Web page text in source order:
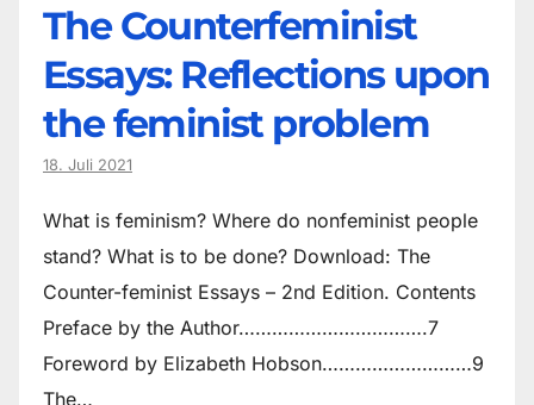
The Counter­feminist
Essays: Reflections upon
the feminist problem
18. Juli 2021
What is feminism? Where do non­feminist people
stand? What is to be done? Download: The
Counter-feminist Essays – 2nd Edition. Contents
Preface by the Author…………………………….7
Foreword by Elizabeth Hobson………………………9
The…